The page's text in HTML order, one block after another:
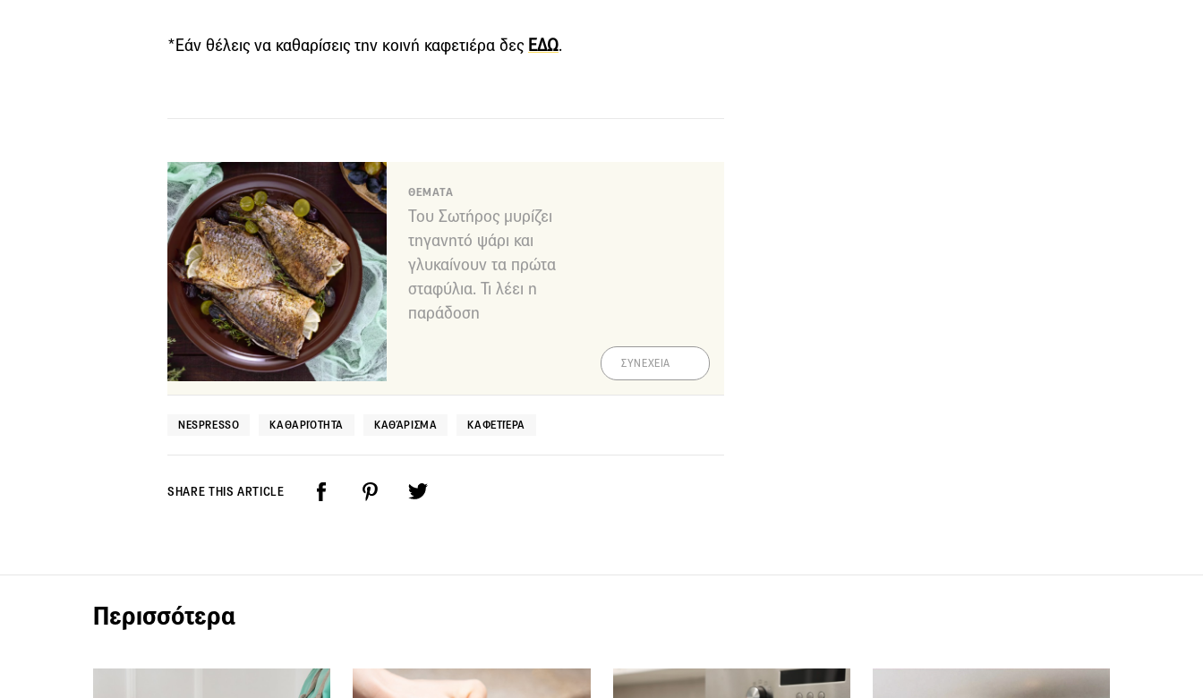
*Εάν θέλεις να καθαρίσεις την κοινή καφετιέρα δες ΕΔΩ.
ΘΕΜΑΤΑ
Του Σωτήρος μυρίζει
τηγανητό ψάρι και
γλυκαίνουν τα πρώτα
σταφύλια. Τι λέει η
παράδοση
ΣΥΝΕΧΕΙΑ
NESPRESSO ΚΑΘΑΡΙΌΤΗΤΑ ΚΑΘΆΡΙΣΜΑ ΚΑΦΕΤΙΈΡΑ
SHARE THIS ARTICLE
Περισσότερα